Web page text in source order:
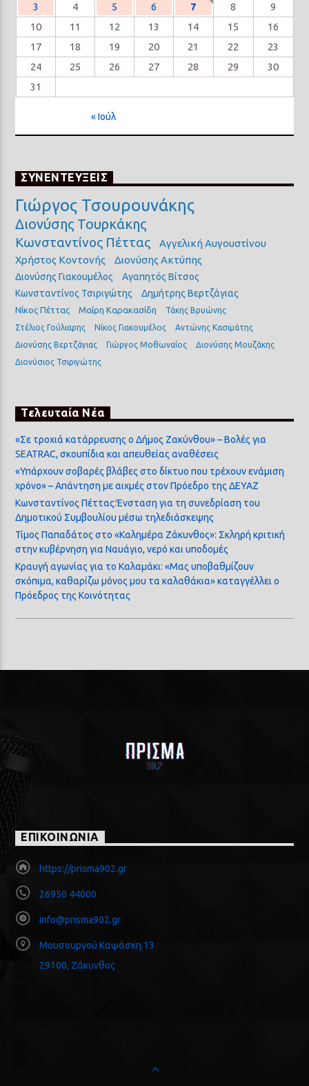
3
4 5 6 7 8
9
10
11 12 13 14 15
16
17
18 19 20 21 22
23
24
25 26 27 28 29
30
31
« Ιούλ
ΣΥΝΕΝΤΕΥΞΕΙΣ
Γιώργος Τσουρουνάκης
Διονύσης Τουρκάκης
Κωνσταντίνος Πέττας
Αγγελική Αυγουστίνου
Χρήστος Κοντονής
Διονύσης Ακτύπης
Διονύσης Γιακουμέλος
Αγαπητός Βίτσος
Κωνσταντίνος Τσιριγώτης
Δημήτρης Βερτζάγιας
Νίκος Πέττας Μαίρη Καρακασίδη
Τάκης Βρυώνης
Στέλιος Γούλιαρης
Νίκος Γιακουμέλος
Αντώνης Κασιμάτης
Διονύσης Βερτζάγιας
Γιώργος Μοθωναίος
Διονύσης Μουζάκης
Διονύσιος Τσιριγώτης
Τελευταία Νέα
«Σε τροχιά κατάρρευσης ο Δήμος Ζακύνθου» – Βολές για
SEATRAC, σκουπίδια και απευθείας αναθέσεις
«Υπάρχουν σοβαρές βλάβες στο δίκτυο που τρέχουν ενάμιση
χρόνο» – Απάντηση με αιχμές στον Πρόεδρο της ΔΕΥΑΖ
Κωνσταντίνος Πέττας:Ένσταση για τη συνεδρίαση του
Δημοτικού Συμβουλίου μέσω τηλεδιάσκεψης
Τίμος Παπαδάτος στο «Καλημέρα Ζάκυνθος»: Σκληρή κριτική
στην κυβέρνηση για Ναυάγιο, νερό και υποδομές
Κραυγή αγωνίας για το Καλαμάκι: «Μας υποβαθμίζουν
σκόπιμα, καθαρίζω μόνος μου τα καλαθάκια» καταγγέλλει ο
Πρόεδρος της Κοινότητας
ΕΠΙΚΟΙΝΩΝΙΑ
https://prisma902.gr
26950 44000
info@prisma902.gr
Μουσουργού Καψάσκη 13
29100, Ζάκυνθος